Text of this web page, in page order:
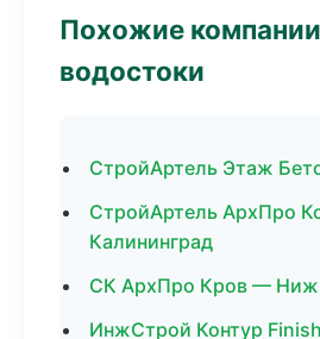
Похожие
водостоки
СтройАртель Этаж
СтройАртель АрхПро
Калининград
СК АрхПро Кров —
ИнжСтрой Контур